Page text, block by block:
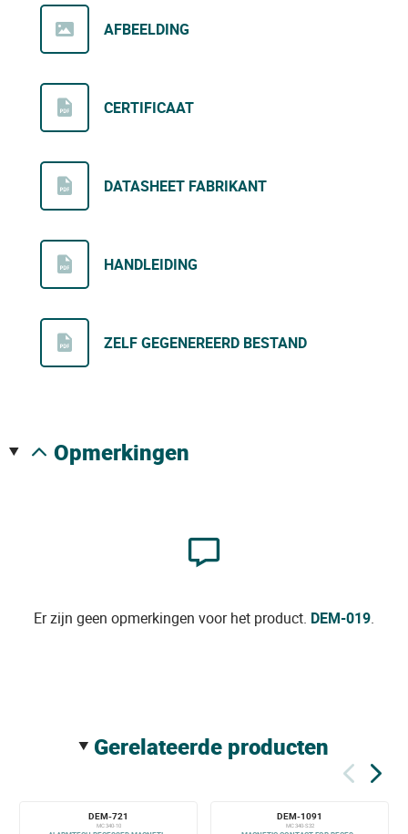
AFBEELDING
CERTIFICAAT
DATASHEET FABRIKANT
HANDLEIDING
ZELF GEGENEREERD BESTAND
opmerkingen
Er zijn geen opmerkingen voor het product. DEM-019.
gerelateerde producten
DEM-721
MC 340-10
DEM-1091
MC 340-S32